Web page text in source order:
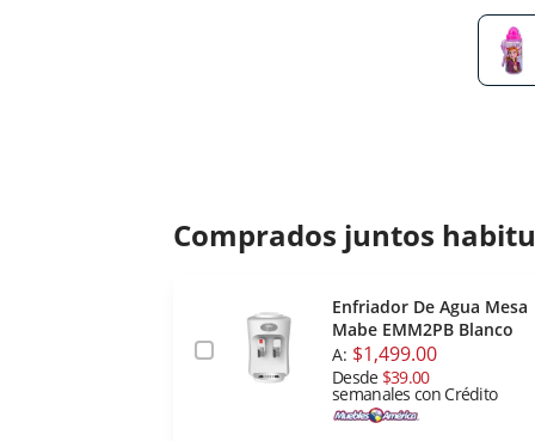
Comprados juntos
Enfriador De Agua Mesa
Mabe EMM2PB Blanco
A: $1,499.00
Desde $39.00
semanales con Crédito